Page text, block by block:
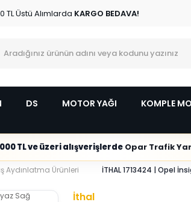
TL Üstü Alımlarda KARGO BEDAVA!
DS MOTOR YAĞI KOMPLE
TL ve üzeri alışverişlerdeOpar Trafik
Aydınlatma Ürünleri İTHAL 1713424 | Opel
İthal